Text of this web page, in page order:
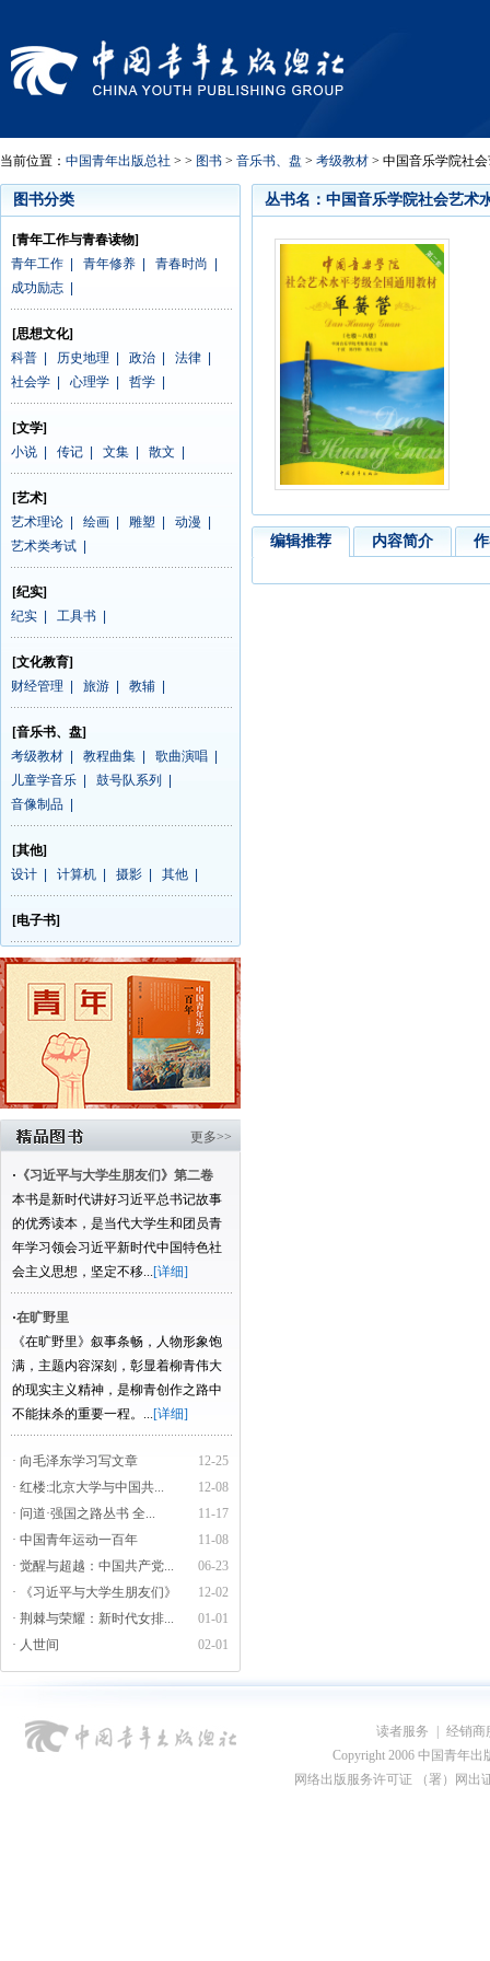
当前位置： 中国青年出版总社 > > 图书 > 音乐书、盘 > 考级教材 > 中国音乐学院社
图书分类
[青年工作与青春读物]
青年工作
青年修养 青春时尚
成功励志
[思想文化]
科普
历史地理 政治 法律
社会学
心理学 哲学
[文学]
小说
传记 文集 散文
[艺术]
艺术理论
绘画 雕塑 动漫
艺术类考试
[纪实]
纪实
工具书
[文化教育]
财经管理
旅游 教辅
[音乐书、盘]
考级教材
教程曲集 歌曲演唱
儿童学音乐
鼓号队系列
音像制品
[其他]
设计
计算机 摄影 其他
[电子书]
更多>>
· 《习近平与大学生朋友们》第二卷
本书是新时代讲好习近平总书记故事
的优秀读本，是当代大学生和团员青
年学习领会习近平新时代中国特色社
会主义思想，坚定不移...[详细]
·在旷野里
《在旷野里》叙事条畅，人物形象饱
满，主题内容深刻，彰显着柳青伟大
的现实主义精神，是柳青创作之路中
不能抹杀的重要一程。...[详细]
12-25
· 向毛泽东学习写文章
12-08
· 红楼:北京大学与中国共...
11-17
· 问道·强国之路丛书 全...
11-08
· 中国青年运动一百年
06-23
· 觉醒与超越：中国共产党...
12-02
· 《习近平与大学生朋友们》
01-01
· 荆棘与荣耀：新时代女排...
02-01
· 人世间
丛书名：中国音乐学院社会艺术
编辑推荐 内容简介
读者服务
经销商
Copyright 2006 中国青年出
网络出版服务许可证 （署）网出